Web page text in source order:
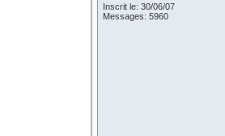
Inscrit le: 30/06/07
Messages: 5960